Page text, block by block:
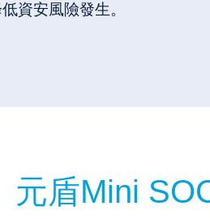
資安風險發生。
元盾Mini